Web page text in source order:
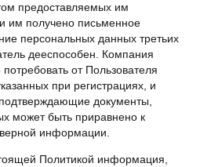
предоставляемых им
им получено письменное
персональных данных третьих
дееспособен. Компания
от Пользователя
при регистрациях, и
документы,
может быть приравнено к
информации.
Политикой информация,